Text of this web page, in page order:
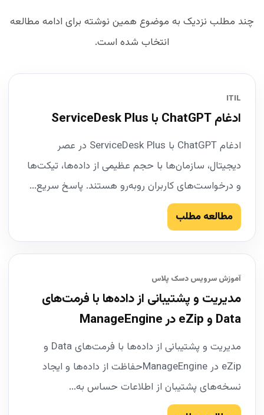
چند مطلب نزدیک به موضوع همین نوشته برای ادامه مطالعه
انتخاب شده است.
ITIL
ادغام ChatGPT با ServiceDesk Plus
ادغام ChatGPT با ServiceDesk Plus در عصر
دیجیتال، سازمان‌ها با حجم عظیمی از داده‌ها، تیکت‌ها
و درخواست‌های کاربران روبه‌رو هستند. پاسخ سریع...
مطالعه مطلب
آموزش سرویس دسک پلاس
مدیریت و پشتیبانی از داده‌ها با فرمت‌های
Data و eZip در ManageEngine
مدیریت و پشتیبانی از داده‌ها با فرمت‌های Data و
eZip در ManageEngineحفاظت از داده‌ها و ایجاد
نسخه‌های پشتیبان از اطلاعات حساس به...